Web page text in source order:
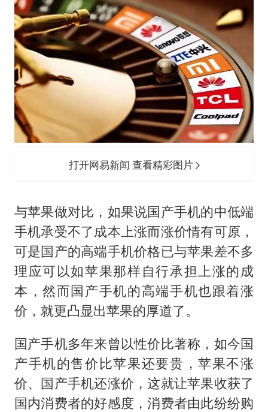
打开网易新闻 查看精彩图片
与苹果做对比，如果说国产手机的中低端
手机承受不了成本上涨而涨价情有可原，
可是国产的高端手机价格已与苹果差不多
理应可以如苹果那样自行承担上涨的成
本，然而国产手机的高端手机也跟着涨
价，就更凸显出苹果的厚道了。
国产手机多年来曾以性价比著称，如今国
产手机的售价比苹果还要贵，苹果不涨
价、国产手机还涨价，这就让苹果收获了
国内消费者的好感度，消费者由此纷纷购